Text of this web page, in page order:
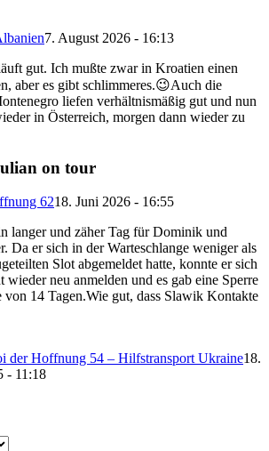
7. August 2026 - 16:13
gut. Ich mußte zwar in Kroatien einen
aber es gibt schlimmeres.😉Auch die
liefen verhältnismäßig gut und nun
in Österreich, morgen dann wieder zu
on tour
6218. Juni 2026 - 16:55
langer und zäher Tag für Dominik und
Da er sich in der Warteschlange weniger als
Slot abgemeldet hatte, konnte er sich
wieder neu anmelden und es gab eine Sperre
von 14 Tagen.Wie gut, dass Slawik Kontakte
der Hoffnung 54 – Hilfstransport Ukraine18.
- 11:18